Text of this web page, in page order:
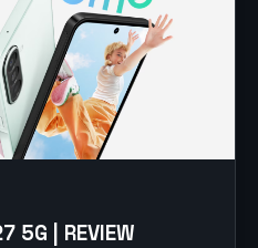
5G | REVIEW